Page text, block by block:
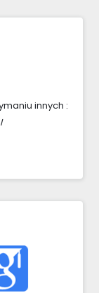
innych :